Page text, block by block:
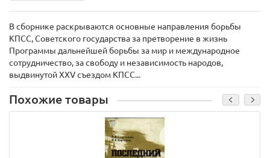
В сборнике раскрываются основные направления борьбы
КПСС, Советского государства за претворение в жизнь
Программы дальнейшей борьбы за мир и международное
сотрудничество, за свободу и независимость народов,
выдвинутой XXV съездом КПСС...
Похожие товары